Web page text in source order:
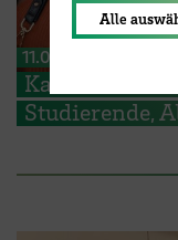
11.05.2026
Karriere-
Studierende,
Alle